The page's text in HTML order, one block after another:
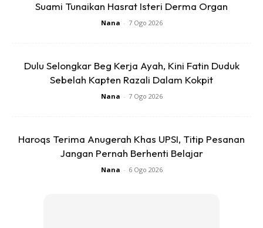
Pittsburgh kuali non-stick selamat digunakan selagi ia tidak
dibiarkan terlalu panas.
Suami Tunaikan Hasrat Isteri Derma Organ
Nana - 7 Ogo 2026
Dulu Selongkar Beg Kerja Ayah, Kini Fatin Duduk
Sebelah Kapten Razali Dalam Kokpit
Nana - 7 Ogo 2026
Haroqs Terima Anugerah Khas UPSI, Titip Pesanan
Jangan Pernah Berhenti Belajar
Nana - 6 Ogo 2026